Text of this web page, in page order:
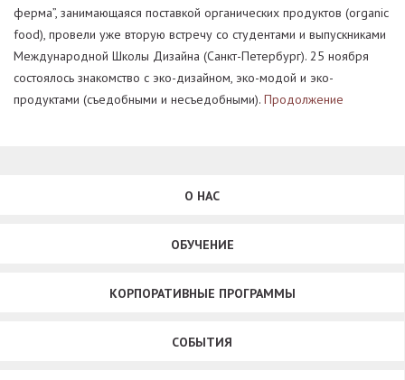
ферма”, занимающаяся поставкой органических продуктов (organic
food), провели уже вторую встречу со студентами и выпускниками
Международной Школы Дизайна (Санкт-Петербург). 25 ноября
состоялось знакомство с эко-дизайном, эко-модой и эко-
продуктами (съедобными и несъедобными). Продолжение
О НАС
ОБУЧЕНИЕ
КОРПОРАТИВНЫЕ ПРОГРАММЫ
СОБЫТИЯ